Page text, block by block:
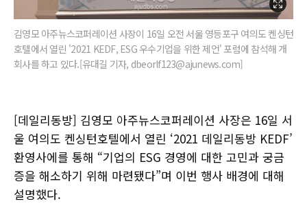
김영모 아주뉴스코퍼레이션 사장이 16일 오전 서울 영등포구 여의도 켄싱턴
호텔에서 열린 '2021 KEDF, ESG 우수기업을 위한 제언' 포럼에 참석해 개
회사를 하고 있다.[유대길 기자, dbeorlf123@ajunews.com]
[데일리동방] 김영모 아주뉴스코퍼레이션 사장은 16일 서
울 여의도 켄싱턴호텔에서 열린 ‘2021 데일리동방 KEDF’
환영사에를 통해 “기업의 ESG 경영에 대한 고민과 궁금
증을 해소하기 위해 마련됐다”며 이번 행사 배경에 대해
설명했다.